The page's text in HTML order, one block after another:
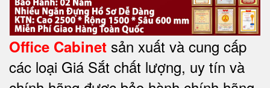
Office Cabinet sản xuất và cung cấp
các loại Giá Sắt chất lượng, uy tín và